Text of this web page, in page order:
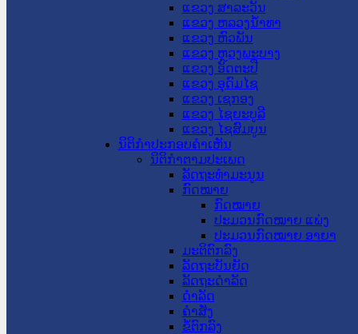
ແຂວງ ສາລະວັນ
ແຂວງ ຫລວງນໍ້າທາ
ແຂວງ ຫົວພັນ
ແຂວງ ຫຼວງພະບາງ
ແຂວງ ອັດຕະປື
ແຂວງ ອຸດົມໄຊ
ແຂວງ ເຊກອງ
ແຂວງ ໄຊຍະບູລີ
ແຂວງ ໄຊສົມບູນ
ນິຕິກໍາປະກອບຄໍາເຫັນ
ນິຕິກໍາຕາມປະເພດ
ລັດຖະທໍາມະນູນ
ກົດໝາຍ
ກົດໝາຍ
ປະມວນກົດໝາຍ ແພ່ງ
ປະມວນກົດໝາຍ ອາຍາ
ມະຕິຕົກລົງ
ລັດຖະບັນຍັດ
ລັດຖະດໍາລັດ
ດໍາລັດ
ຄໍາສັ່ງ
ຂໍ້ຕົກລົງ